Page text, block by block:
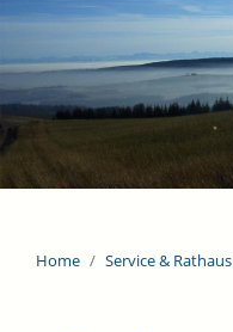
Home Service & Rathaus